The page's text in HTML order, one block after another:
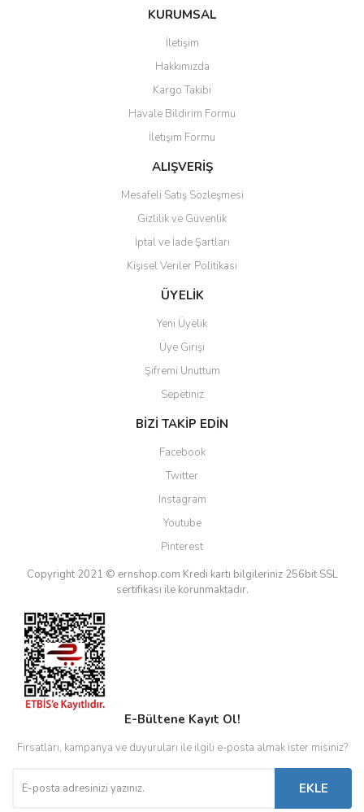
Bu ürüne ilk yorumu siz yapın!
Ürün resmi kalitesiz, bozuk veya görüntülenemiyor.
Ürün açıklamasında eksik bilgiler bulunuyor.
Ürün bilgilerinde hatalar bulunuyor.
Ürün fiyatı diğer sitelerden daha pahalı.
Bu ürüne benzer farklı alternatifler olmalı.
Gönder
KURUMSAL
İletişim
Hakkımızda
Kargo Takibi
Havale Bildirim Formu
İletişim Formu
ALIŞVERİŞ
Mesafeli Satış Sözleşmesi
Gizlilik ve Güvenlik
İptal ve İade Şartları
Kişisel Veriler Politikası
ÜYELİK
Yeni Üyelik
Üye Girişi
Şifremi Unuttum
Sepetiniz
BİZİ TAKİP EDİN
Facebook
Twitter
Instagram
Youtube
Pinterest
Copyright 2021 © ernshop.com Kredi kartı bilgileriniz 256bit SSL
sertifikası ile korunmaktadır.
E-Bültene Kayıt Ol!
Fırsatları, kampanya ve duyuruları ile ilgili e-posta almak ister misiniz?
EKLE